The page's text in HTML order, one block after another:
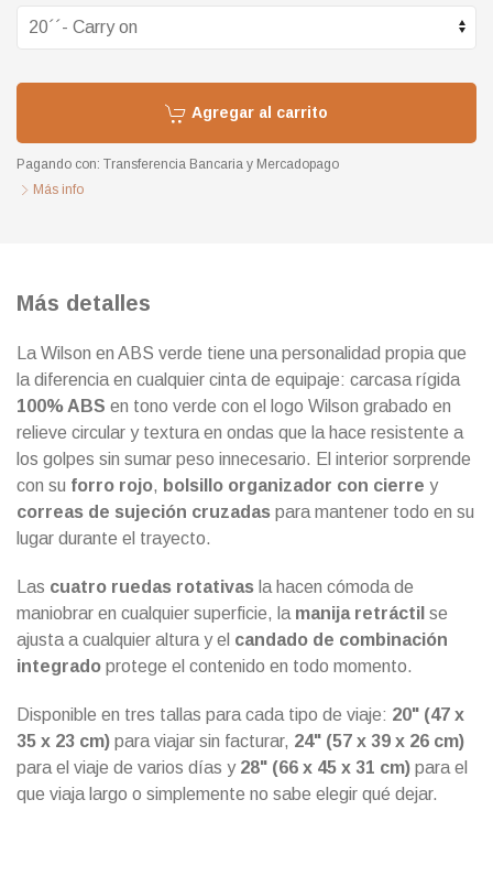
Agregar al carrito
Pagando con: Transferencia Bancaria y Mercadopago
Más info
Más detalles
La Wilson en ABS verde tiene una personalidad propia que
la diferencia en cualquier cinta de equipaje: carcasa rígida
100% ABS en tono verde con el logo Wilson grabado en
relieve circular y textura en ondas que la hace resistente a
los golpes sin sumar peso innecesario. El interior sorprende
con su forro rojo, bolsillo organizador con cierre y
correas de sujeción cruzadas para mantener todo en su
lugar durante el trayecto.
Las cuatro ruedas rotativas la hacen cómoda de
maniobrar en cualquier superficie, la manija retráctil se
ajusta a cualquier altura y el candado de combinación
integrado protege el contenido en todo momento.
Disponible en tres tallas para cada tipo de viaje: 20" (47 x
35 x 23 cm) para viajar sin facturar, 24" (57 x 39 x 26 cm)
para el viaje de varios días y 28" (66 x 45 x 31 cm) para el
que viaja largo o simplemente no sabe elegir qué dejar.